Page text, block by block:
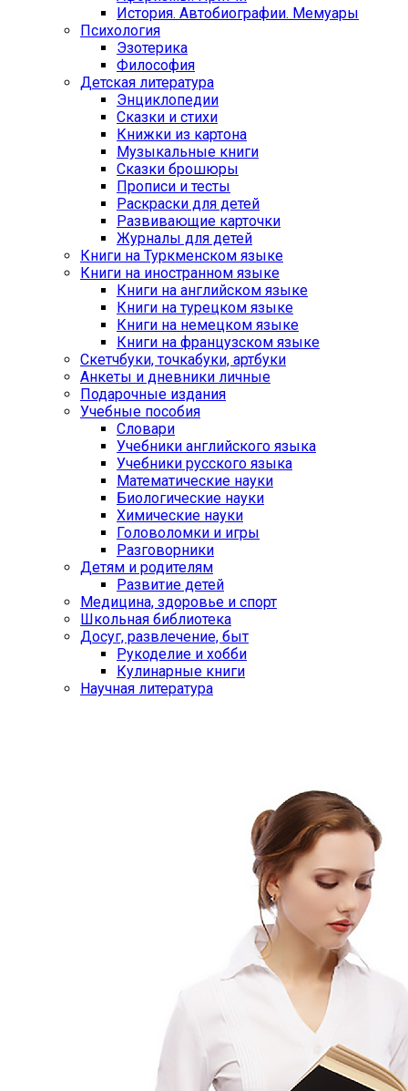
История. Автобиографии. Мемуары
Психология
Эзотерика
Философия
Детская литература
Энциклопедии
Сказки и стихи
Книжки из картона
Музыкальные книги
Сказки брошюры
Прописи и тесты
Раскраски для детей
Развивающие карточки
Журналы для детей
Книги на Туркменском языке
Книги на иностранном языке
Книги на английском языке
Книги на турецком языке
Книги на немецком языке
Книги на французском языке
Cкетчбуки, точкабуки, артбуки
Анкеты и дневники личные
Подарочные издания
Учебные пособия
Словари
Учебники английского языка
Учебники русского языка
Математические науки
Биологические науки
Химические науки
Головоломки и игры
Разговорники
Детям и родителям
Развитие детей
Медицина, здоровье и спорт
Школьная библиотека
Досуг, развлечение, быт
Рукоделие и хобби
Кулинарные книги
Научная литература